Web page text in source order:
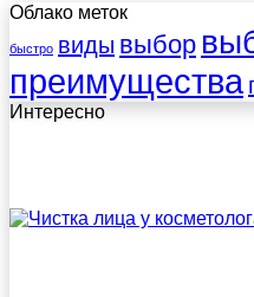
Облако меток
быстро виды выбор
преимущества
Интересно